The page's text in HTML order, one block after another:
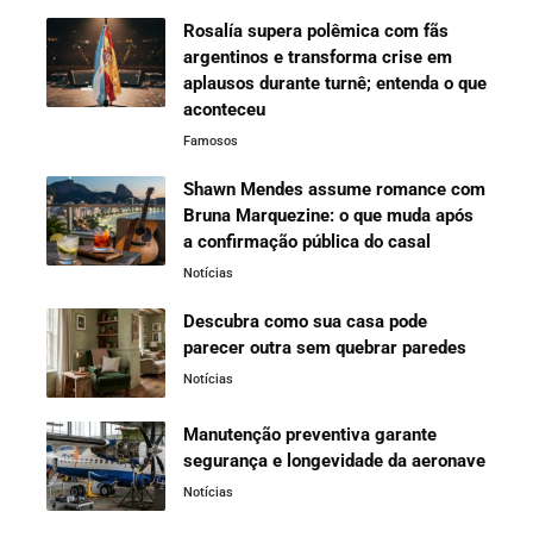
Rosalía supera polêmica com fãs
argentinos e transforma crise em
aplausos durante turnê; entenda o que
aconteceu
Famosos
Shawn Mendes assume romance com
Bruna Marquezine: o que muda após
a confirmação pública do casal
Notícias
Descubra como sua casa pode
parecer outra sem quebrar paredes
Notícias
Manutenção preventiva garante
segurança e longevidade da aeronave
Notícias